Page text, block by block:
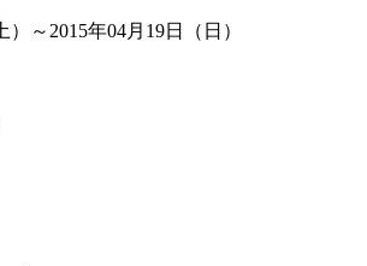
）～2015年04月19日（日）